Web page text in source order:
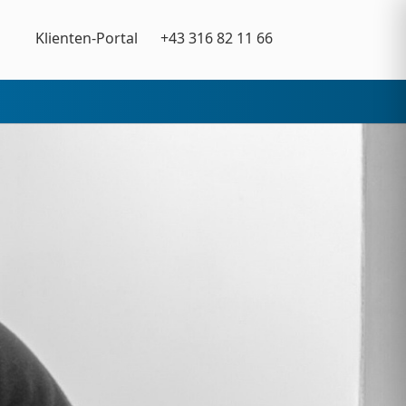
Klienten-Portal +43 316 82 11 66